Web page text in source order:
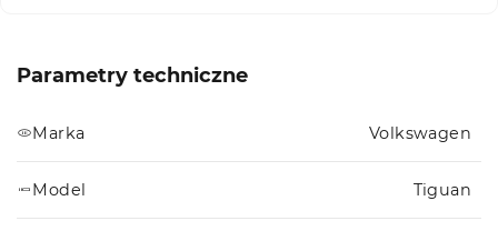
Parametry techniczne
Marka Volkswagen
Model Tiguan